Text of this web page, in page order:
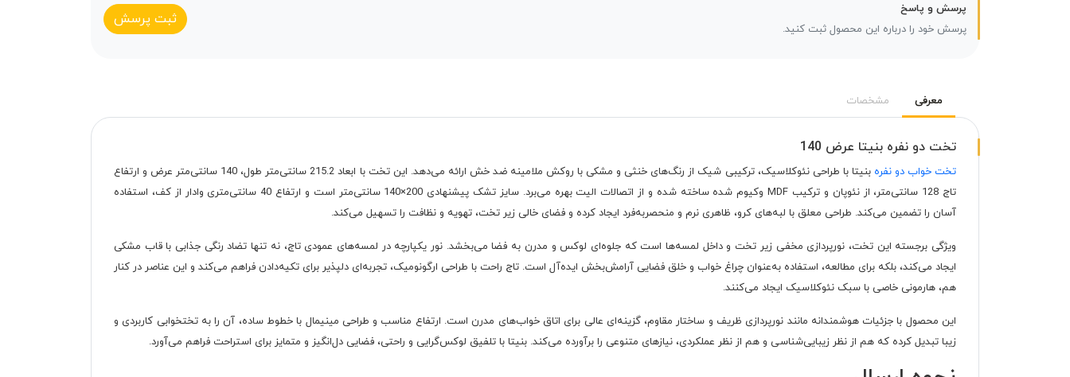
پرسش و پاسخ
پرسش خود را درباره این محصول ثبت کنید.
ثبت پرسش
معرفی مشخصات
تخت دو نفره بنیتا عرض 140
تخت خواب دو نفره
بنیتا با طراحی نئوکلاسیک، ترکیبی شیک از رنگ‌های خنثی و مشکی با روکش ملامینه ضد خش ارائه می‌دهد. این تخت با ابعاد 215.2 سانتی‌متر طول، 140 سانتی‌متر عرض و ارتفاع
تاج 128 سانتی‌متر، از نئوپان و ترکیب MDF وکیوم شده ساخته شده و از اتصالات الیت بهره می‌برد. سایز تشک پیشنهادی 200×140 سانتی‌متر است و ارتفاع 40 سانتی‌متری وادار از کف، استفاده
آسان را تضمین می‌کند. طراحی معلق با لبه‌های کرو، ظاهری نرم و منحصربه‌فرد ایجاد کرده و فضای خالی زیر تخت، تهویه و نظافت را تسهیل می‌کند.
ویژگی برجسته این تخت، نورپردازی مخفی زیر تخت و داخل لمسه‌ها است که جلوه‌ای لوکس و مدرن به فضا می‌بخشد. نور یکپارچه در لمسه‌های عمودی تاج، نه تنها تضاد رنگی جذابی با قاب مشکی
ایجاد می‌کند، بلکه برای مطالعه، استفاده به‌عنوان چراغ خواب و خلق فضایی آرامش‌بخش ایده‌آل است. تاج راحت با طراحی ارگونومیک، تجربه‌ای دلپذیر برای تکیه‌دادن فراهم می‌کند و این عناصر در کنار
هم، هارمونی خاصی با سبک نئوکلاسیک ایجاد می‌کنند.
این محصول با جزئیات هوشمندانه مانند نورپردازی ظریف و ساختار مقاوم، گزینه‌ای عالی برای اتاق خواب‌های مدرن است. ارتفاع مناسب و طراحی مینیمال با خطوط ساده، آن را به تختخوابی کاربردی و
زیبا تبدیل کرده که هم از نظر زیبایی‌شناسی و هم از نظر عملکردی، نیازهای متنوعی را برآورده می‌کند. بنیتا با تلفیق لوکس‌گرایی و راحتی، فضایی دل‌انگیز و متمایز برای استراحت فراهم می‌آورد.